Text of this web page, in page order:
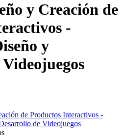
y Creación de
-
y
de Productos Interactivos -
de Videojuegos